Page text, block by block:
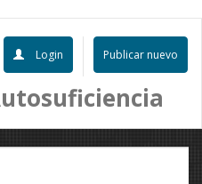
Publicar nuevo
Login